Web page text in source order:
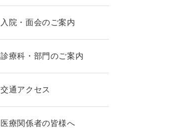
入院・面会のご案内
診療科・部門のご案内
交通アクセス
医療関係者の皆様へ